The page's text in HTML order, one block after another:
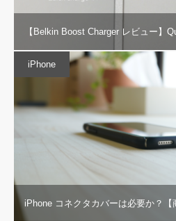
【Belkin Boost Charger レビュー】
iPhone
iPhone コネクタカバーは必要か？【